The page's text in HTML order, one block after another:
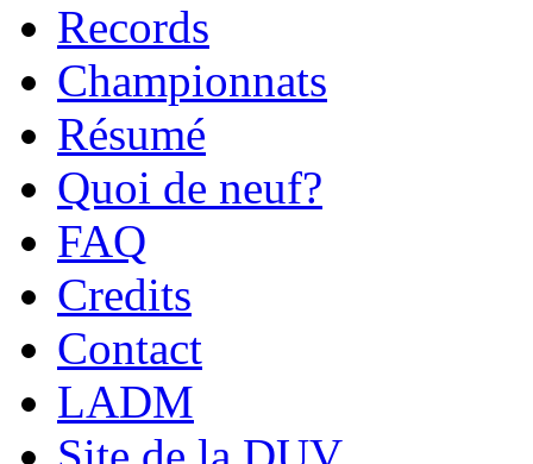
Records
Championnats
Résumé
Quoi de neuf?
FAQ
Credits
Contact
LADM